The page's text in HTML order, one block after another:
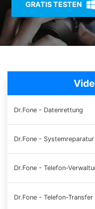
Suchen
GRATIS TESTEN
Dr.Fone - Datenrettung
Dr.Fone - Systemreparatur
Dr.Fone - Telefon-
Dr.Fone - Telefon-Transfer